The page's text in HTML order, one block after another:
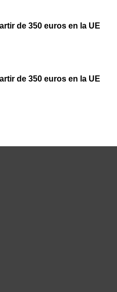
de 350 euros en la UE
de 350 euros en la UE